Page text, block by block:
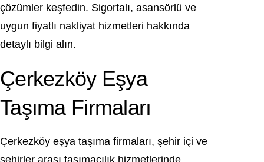
çözümler keşfedin. Sigortalı, asansörlü ve
uygun fiyatlı nakliyat hizmetleri hakkında
detaylı bilgi alın.
Çerkezköy Eşya
Taşıma Firmaları
Çerkezköy eşya taşıma firmaları, şehir içi ve
şehirler arası taşımacılık hizmetlerinde